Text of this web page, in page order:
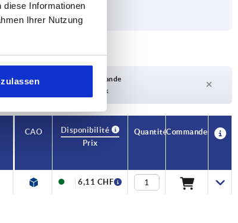
diese Informationen
Ihrer Nutzung
Délai de livraison sur demande
Actuellement pas en stock
CAO
Disponibilité
Prix
QuantitéCommander
6,11 CHF